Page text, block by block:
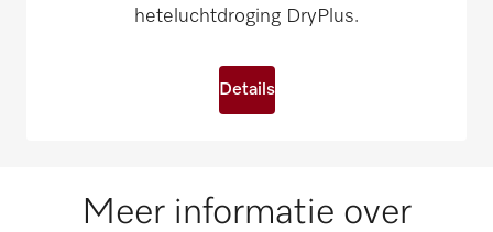
heteluchtdroging DryPlus.
Details
Meer informatie over